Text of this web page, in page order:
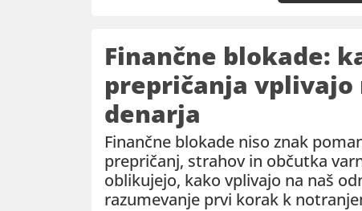
Finančne blokade:
prepričanja vplivajo
denarja
Finančne blokade niso znak
prepričanj, strahov in občutka
oblikujejo, kako vplivajo na naš
razumevanje prvi korak k